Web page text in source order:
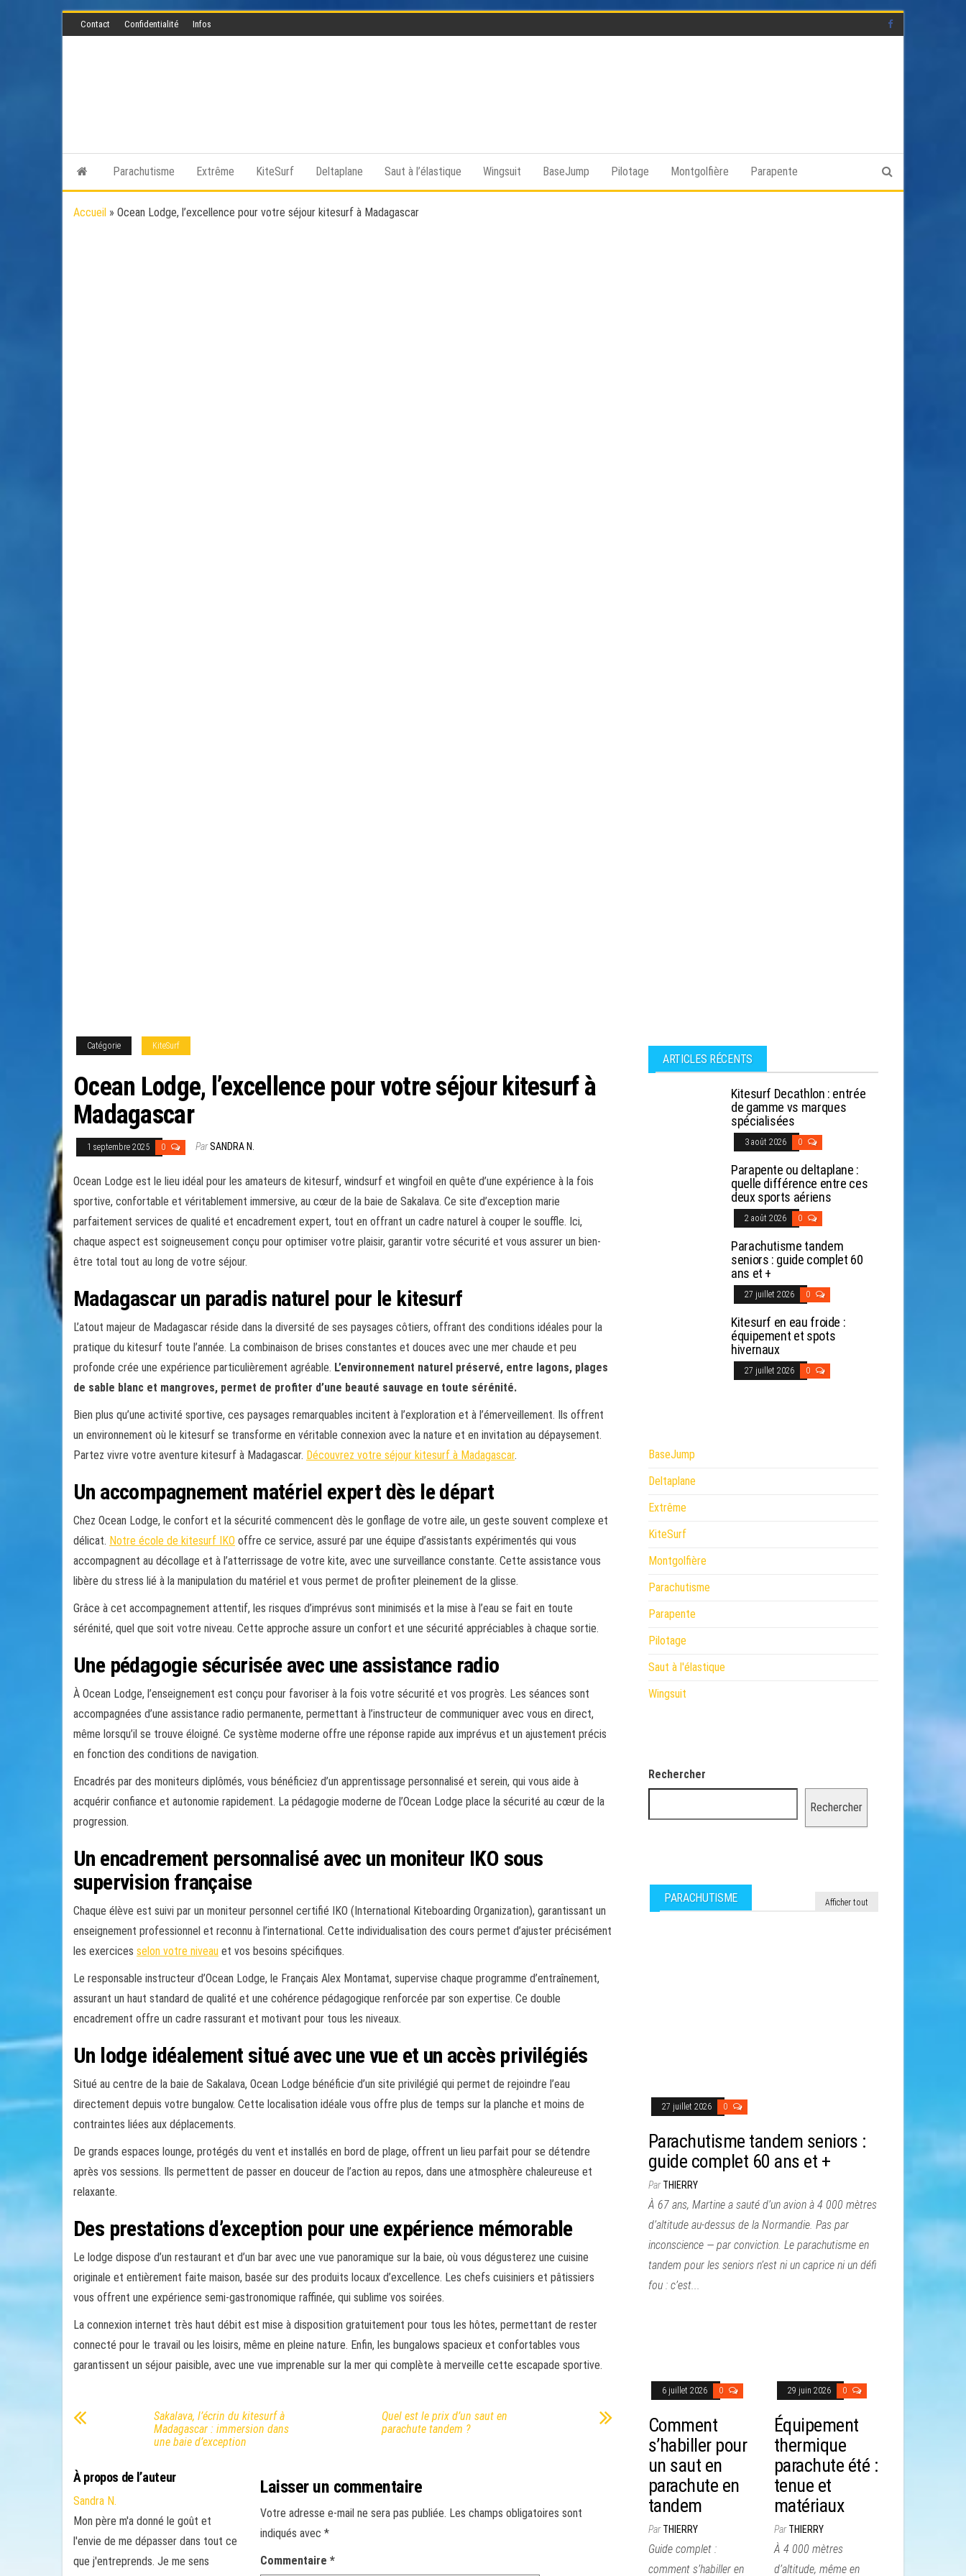
Skip
to
Contact Confidentialité Infos
extrême,
saut en
parachute,
parapente,
Parachutisme Extrême KiteSurf Deltaplane Saut à l’élastique Wingsuit BaseJump Pilotage Montgolfière Parapente
Accueil » Ocean Lodge, l’excellence pour votre séjour kitesurf à Madagascar
Catégorie KiteSurf
Ocean Lodge, l’excellence pour votre séjour kitesurf à
Madagascar
1 septembre 2025 0 ParSANDRA N.
Ocean Lodge est le lieu idéal pour les amateurs de kitesurf, windsurf et wingfoil en quête d’une expérience à la fois
sportive, confortable et véritablement immersive, au cœur de la baie de Sakalava. Ce site d’exception marie
parfaitement services de qualité et encadrement expert, tout en offrant un cadre naturel à couper le souffle. Ici,
chaque aspect est soigneusement conçu pour optimiser votre plaisir, garantir votre sécurité et vous assurer un bien-
être total tout au long de votre séjour.
Madagascar un paradis naturel pour le kitesurf
L’atout majeur de Madagascar réside dans la diversité de ses paysages côtiers, offrant des conditions idéales pour la
pratique du kitesurf toute l’année. La combinaison de brises constantes et douces avec une mer chaude et peu
profonde crée une expérience particulièrement agréable. L’environnement naturel préservé, entre lagons, plages
de sable blanc et mangroves, permet de profiter d’une beauté sauvage en toute sérénité.
Bien plus qu’une activité sportive, ces paysages remarquables incitent à l’exploration et à l’émerveillement. Ils offrent
un environnement où le kitesurf se transforme en véritable connexion avec la nature et en invitation au dépaysement.
Partez vivre votre aventure kitesurf à Madagascar. Découvrez votre séjour kitesurf à Madagascar.
Un accompagnement matériel expert dès le départ
Chez Ocean Lodge, le confort et la sécurité commencent dès le gonflage de votre aile, un geste souvent complexe et
délicat. Notre école de kitesurf IKO offre ce service, assuré par une équipe d’assistants expérimentés qui vous
accompagnent au décollage et à l’atterrissage de votre kite, avec une surveillance constante. Cette assistance vous
libère du stress lié à la manipulation du matériel et vous permet de profiter pleinement de la glisse.
Grâce à cet accompagnement attentif, les risques d’imprévus sont minimisés et la mise à l’eau se fait en toute
sérénité, quel que soit votre niveau. Cette approche assure un confort et une sécurité appréciables à chaque sortie.
Une pédagogie sécurisée avec une assistance radio
À Ocean Lodge, l’enseignement est conçu pour favoriser à la fois votre sécurité et vos progrès. Les séances sont
accompagnées d’une assistance radio permanente, permettant à l’instructeur de communiquer avec vous en direct,
même lorsqu’il se trouve éloigné. Ce système moderne offre une réponse rapide aux imprévus et un ajustement précis
en fonction des conditions de navigation.
Encadrés par des moniteurs diplômés, vous bénéficiez d’un apprentissage personnalisé et serein, qui vous aide à
acquérir confiance et autonomie rapidement. La pédagogie moderne de l’Ocean Lodge place la sécurité au cœur de la
progression.
Un encadrement personnalisé avec un moniteur IKO sous
supervision française
Chaque élève est suivi par un moniteur personnel certifié IKO (International Kiteboarding Organization), garantissant un
enseignement professionnel et reconnu à l’international. Cette individualisation des cours permet d’ajuster précisément
les exercices selon votre niveau et vos besoins spécifiques.
Le responsable instructeur d’Ocean Lodge, le Français Alex Montamat, supervise chaque programme d’entraînement,
assurant un haut standard de qualité et une cohérence pédagogique renforcée par son expertise. Ce double
encadrement offre un cadre rassurant et motivant pour tous les niveaux.
Un lodge idéalement situé avec une vue et un accès privilégiés
Situé au centre de la baie de Sakalava, Ocean Lodge bénéficie d’un site privilégié qui permet de rejoindre l’eau
directement depuis votre bungalow. Cette localisation idéale vous offre plus de temps sur la planche et moins de
contraintes liées aux déplacements.
De grands espaces lounge, protégés du vent et installés en bord de plage, offrent un lieu parfait pour se détendre
après vos sessions. Ils permettent de passer en douceur de l’action au repos, dans une atmosphère chaleureuse et
relaxante.
Des prestations d’exception pour une expérience mémorable
Le lodge dispose d’un restaurant et d’un bar avec une vue panoramique sur la baie, où vous dégusterez une cuisine
originale et entièrement faite maison, basée sur des produits locaux d’excellence. Les chefs cuisiniers et pâtissiers
vous offrent une expérience semi-gastronomique raffinée, qui sublime vos soirées.
La connexion internet très haut débit est mise à disposition gratuitement pour tous les hôtes, permettant de rester
connecté pour le travail ou les loisirs, même en pleine nature. Enfin, les bungalows spacieux et confortables vous
garantissent un séjour paisible, avec une vue imprenable sur la mer qui complète à merveille cette escapade sportive.
Sakalava, l’écrin du kitesurf à
Madagascar : immersion dans
une baie d’exception
Quel est le prix d’un saut en
parachute tandem ?
À propos de l’auteur
Sandra N.
Mon père m'a donné le goût et
l'envie de me dépasser dans tout ce
que j'entreprends. Je me sens
Laisser un commentaire
Votre adresse e-mail ne sera pas publiée. Les champs obligatoires sont
indiqués avec *
Commentaire *
ARTICLES RÉCENTS
Kitesurf Decathlon : entrée
de gamme vs marques
spécialisées
3 août 2026 0
Parapente ou deltaplane :
quelle différence entre ces
deux sports aériens
2 août 2026 0
Parachutisme tandem
seniors : guide complet 60
ans et +
27 juillet 2026 0
Kitesurf en eau froide :
équipement et spots
hivernaux
27 juillet 2026 0
BaseJump
Deltaplane
Extrême
KiteSurf
Montgolfière
Parachutisme
Parapente
Pilotage
Saut à l'élastique
Wingsuit
Rechercher
Rechercher
PARACHUTISME Afficher tout
27 juillet 2026 0
Parachutisme tandem seniors :
guide complet 60 ans et +
ParTHIERRY
À 67 ans, Martine a sauté d’un avion à 4 000 mètres
d’altitude au-dessus de la Normandie. Pas par
inconscience — par conviction. Le parachutisme en
tandem pour les seniors n’est ni un caprice ni un défi
fou : c’est...
6 juillet 2026 0
Comment
s’habiller pour
un saut en
parachute en
tandem
ParTHIERRY
Guide complet :
comment s’habiller en
29 juin 2026 0
Équipement
thermique
parachute été :
tenue et
matériaux
ParTHIERRY
À 4 000 mètres
d’altitude, même en